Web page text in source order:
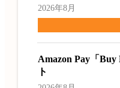
2026年8月
Amazon Pay「
ト